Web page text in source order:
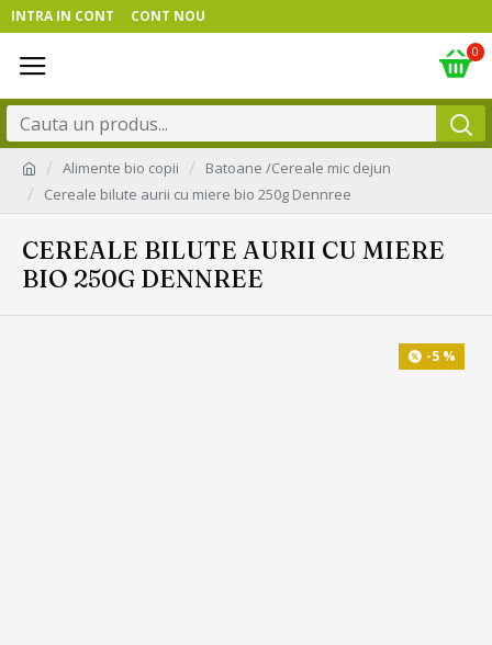
INTRA IN CONT CONT NOU
0
Alimente bio copii
Batoane /Cereale mic dejun
Cereale bilute aurii cu miere bio 250g Dennree
CEREALE BILUTE AURII CU MIERE
BIO 250G DENNREE
-5 %